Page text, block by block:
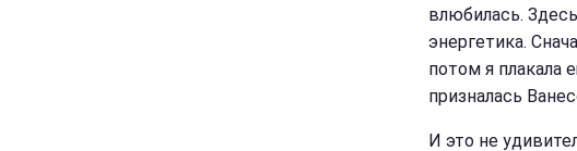
влюбилась.
энергетика.
потом я плакала
призналась
И это не